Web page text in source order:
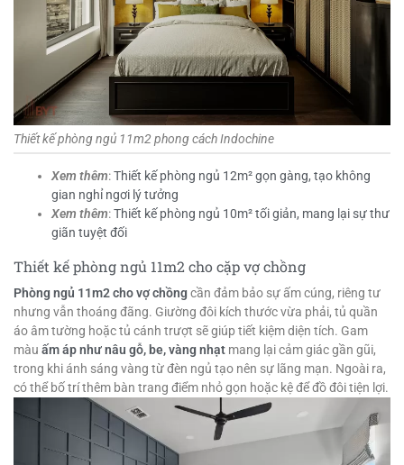
Thiết kế phòng ngủ 11m2 phong cách Indochine
Xem thêm:Thiết kế phòng ngủ 12m² gọn gàng, tạo không
gian nghỉ ngơi lý tưởng
Xem thêm:Thiết kế phòng ngủ 10m² tối giản, mang lại sự thư
giãn tuyệt đối
Thiết kế phòng ngủ 11m2 cho cặp vợ chồng
Phòng ngủ 11m2 cho vợ chồngcần đảm bảo sự ấm cúng, riêng tư
nhưng vẫn thoáng đãng. Giường đôi kích thước vừa phải, tủ quần
áo âm tường hoặc tủ cánh trượt sẽ giúp tiết kiệm diện tích. Gam
màu ấm áp như nâu gỗ, be, vàng nhạt mang lại cảm giác gần gũi,
trong khi ánh sáng vàng từ đèn ngủ tạo nên sự lãng mạn. Ngoài ra,
có thể bố trí thêm bàn trang điểm nhỏ gọn hoặc kệ để đồ đôi tiện lợi.